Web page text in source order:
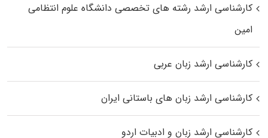
کارشناسی ارشد رﺷﺘﻪ ﻫﺎی تخصصی داﻧﺸﮕﺎه ﻋﻠﻮم انتظامی
اﻣﻴﻦ
کارشناسی ارشد زبان عربی
کارشناسی ارشد زبان‌ های باستانی ایران
کارشناسی ارشد زبان و ادبیات اردو